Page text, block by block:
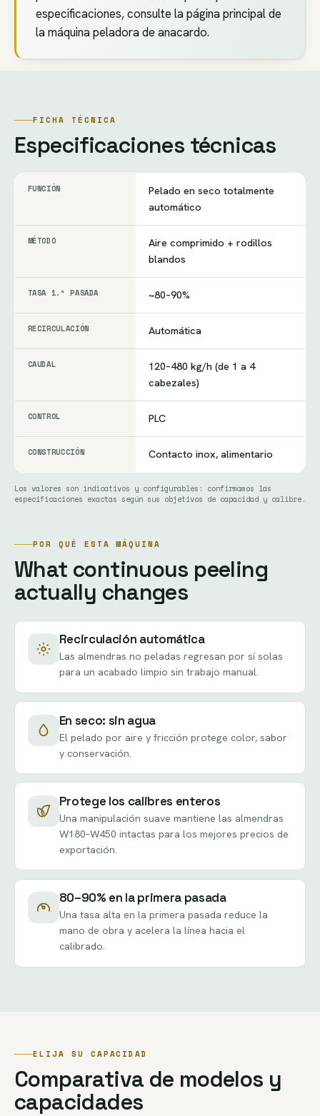
especificaciones, consulte la página principal de
la máquina peladora de anacardo.
FICHA TÉCNICA
Especificaciones técnicas
FUNCIÓN
Pelado en seco totalmente
automático
MÉTODO
Aire comprimido + rodillos
blandos
TASA 1.ª PASADA ~80–90%
RECIRCULACIÓN Automática
CAUDAL
120–480 kg/h (de 1 a 4
cabezales)
CONTROL PLC
CONSTRUCCIÓN Contacto inox, alimentario
Los valores son indicativos y configurables: confirmamos las
especificaciones exactas según sus objetivos de capacidad y calibre.
POR QUÉ ESTA MÁQUINA
What continuous peeling
actually changes
Recirculación automática
Las almendras no peladas regresan por sí solas
para un acabado limpio sin trabajo manual.
En seco: sin agua
El pelado por aire y fricción protege color, sabor
y conservación.
Protege los calibres enteros
Una manipulación suave mantiene las almendras
W180–W450 intactas para los mejores precios de
exportación.
80–90% en la primera pasada
Una tasa alta en la primera pasada reduce la
mano de obra y acelera la línea hacia el
calibrado.
ELIJA SU CAPACIDAD
Comparativa de modelos y
capacidades